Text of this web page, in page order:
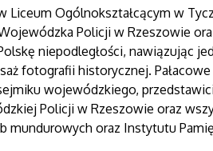
Liceum Ogólnokształcącym w
Policji w Rzeszowie
niepodległości, nawiązując
fotografii historycznej.
wojewódzkiego,
Policji w Rzeszowie oraz
mundurowych oraz Instytutu